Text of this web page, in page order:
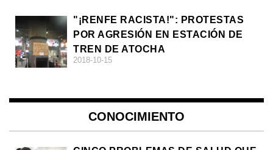
"¡RENFE RACISTA!": PROTESTAS
POR AGRESIÓN EN ESTACIÓN DE
TREN DE ATOCHA
2018-10-15
CONOCIMIENTO